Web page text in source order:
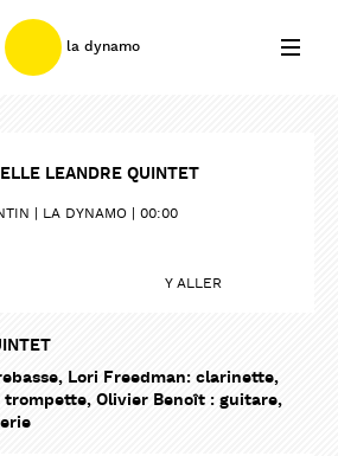
la dynamo
LEANDRE QUINTET
LA DYNAMO 00:00
Y ALLER
Lori Freedman: clarinette,
trompette, Olivier Benoît : guitare,